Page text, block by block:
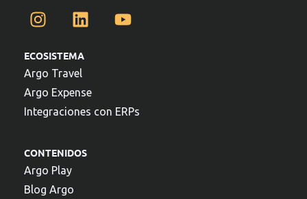
ECOSISTEMA
Argo Travel
Argo Expense
Integraciones con ERPs
CONTENIDOS
Argo Play
Blog Argo